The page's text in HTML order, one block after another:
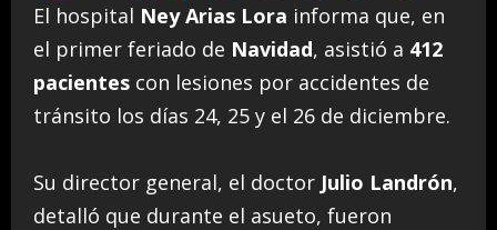
El hospital Ney Arias Lora informa que, en
el primer feriado de Navidad, asistió a 412
pacientes con lesiones por accidentes de
tránsito los días 24, 25 y el 26 de diciembre.
Su director general, el doctor Julio Landrón,
detalló que durante el asueto, fueron